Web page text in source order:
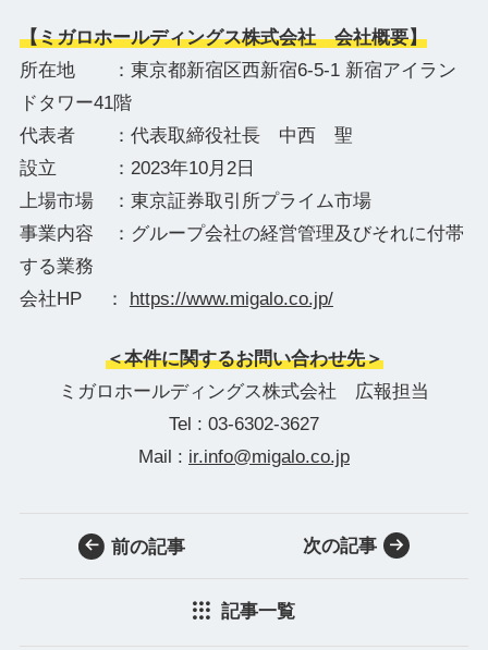
【ミガロホールディングス株式会社 会社概要】
所在地 ：東京都新宿区西新宿6-5-1 新宿アイラン
ドタワー41階
代表者 ：代表取締役社長 中西 聖
設立 ：2023年10月2日
上場市場 ：東京証券取引所プライム市場
事業内容 ：グループ会社の経営管理及びそれに付帯
する業務
会社HP ： https://www.migalo.co.jp/
＜本件に関するお問い合わせ先＞
ミガロホールディングス株式会社 広報担当
Tel : 03-6302-3627
Mail : ir.info@migalo.co.jp
前の記事
記事一覧
次の記事